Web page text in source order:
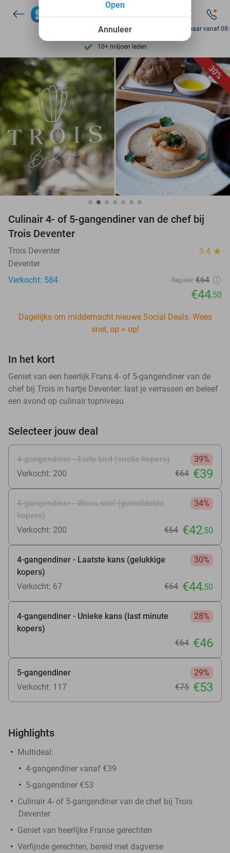
7 dagen per week beschikbaar
10+ miljoen leden
Ontdek 15.000+ deals
7 dagen per week beschikbaar
10+ miljoen leden
Bereikbaar vanaf
30%
favorite_border
Culinair 4- of 5-gangendiner van de chef bij
Trois Deventer
Trois Deventer 9.4 star
Deventer
Verkocht: 584
Regulier €64
€44,50
Dagelijks om middernacht nieuwe Social Deals. Wees
snel, op = op!
In het kort
Geniet van een heerlijk Frans 4- of 5-gangendiner van de
chef bij Trois in hartje Deventer: laat je verrassen en beleef
een avond op culinair topniveau
Selecteer jouw deal
4-gangendiner - Early bird (snelle kopers)
39%
Verkocht: 200
€64 €39
4-gangendiner - Wees snel (gemiddelde
kopers)
34%
Verkocht: 200 €64 €42,50
4-gangendiner - Laatste kans (gelukkige
kopers)
30%
Verkocht: 67 €64 €44,50
4-gangendiner - Unieke kans (last minute
kopers)
28%
€64 €46
5-gangendiner
29%
Verkocht: 117
€75 €53
Highlights
Multideal:
4-gangendiner vanaf €39
5-gangendiner €53
Culinair 4- of 5-gangendiner van de chef bij Trois
Deventer
Geniet van heerlijke Franse gerechten
Verfijnde gerechten, bereid met dagverse
Annuleer
Open